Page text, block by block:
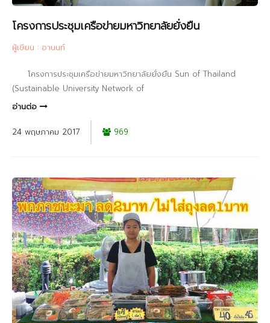
โครงการประชุมเครือข่ายมหาวิทยาลัยยั่งยืน
ผู้เขียน : อานนท์
โครงการประชุมเครือข่ายมหาวิทยาลัยยั่งยืน Sun of Thailand
(Sustainable University Network of
อ่านต่อ
24 พฤษภาคม 2017 969